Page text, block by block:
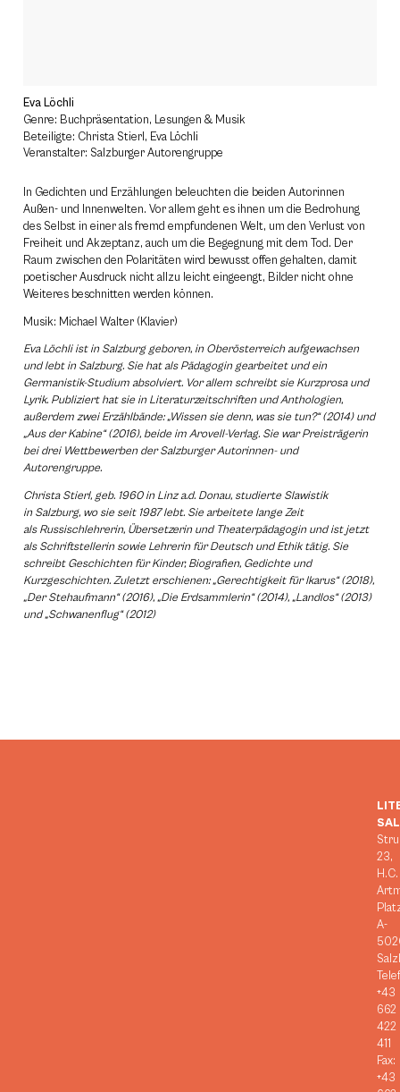
Eva Löchli
Genre: Buchpräsentation, Lesungen & Musik
Beteiligte: Christa Stierl, Eva Löchli
Veranstalter: Salzburger Autorengruppe
In Gedichten und Erzählungen beleuchten die beiden Autorinnen
Außen- und Innenwelten. Vor allem geht es ihnen um die Bedrohung
des Selbst in einer als fremd empfundenen Welt, um den Verlust von
Freiheit und Akzeptanz, auch um die Begegnung mit dem Tod. Der
Raum zwischen den Polaritäten wird bewusst offen gehalten, damit
poetischer Ausdruck nicht allzu leicht eingeengt, Bilder nicht ohne
Weiteres beschnitten werden können.
Musik: Michael Walter (Klavier)
Eva Löchli ist in Salzburg geboren, in Oberösterreich aufgewachsen
und lebt in Salzburg. Sie hat als Pädagogin gearbeitet und ein
Germanistik-Studium absolviert. Vor allem schreibt sie Kurzprosa und
Lyrik. Publiziert hat sie in Literaturzeitschriften und Anthologien,
außerdem zwei Erzählbände: „Wissen sie denn, was sie tun?“ (2014) und
„Aus der Kabine“ (2016), beide im Arovell-Verlag. Sie war Preisträgerin
bei drei Wettbewerben der Salzburger Autorinnen- und
Autorengruppe.
Christa Stierl, geb. 1960 in Linz a.d. Donau, studierte Slawistik
in Salzburg, wo sie seit 1987 lebt. Sie arbeitete lange Zeit
als Russischlehrerin, Übersetzerin und Theaterpädagogin und ist jetzt
als Schriftstellerin sowie Lehrerin für Deutsch und Ethik tätig. Sie
schreibt Geschichten für Kinder, Biografien, Gedichte und
Kurzgeschichten. Zuletzt erschienen: „Gerechtigkeit für Ikarus“ (2018),
„Der Stehaufmann“ (2016), „Die Erdsammlerin“ (2014), „Landlos“ (2013)
und „Schwanenflug“ (2012)
23,
H.C.
A-
+43
662
422
411
Fax:
+43